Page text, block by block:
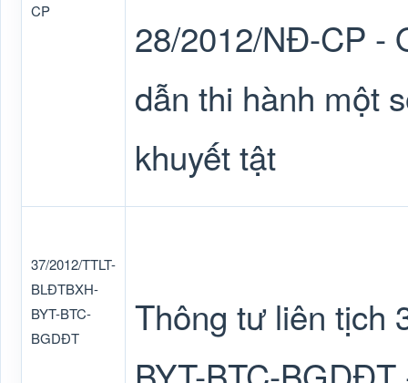
CP
28/2012/NĐ-CP -
dẫn thi hành một
khuyết tật
37/2012/TTLT-
BLĐTBXH-
BYT-BTC-
BGDĐT
Thông tư liên tịch